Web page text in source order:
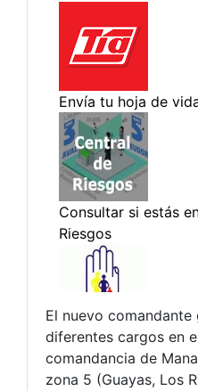
El nuevo
diferentes cargos en
comandancia de
zona 5 (Guayas, Los